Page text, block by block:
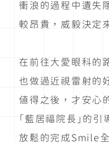
衝浪的過程中遺失
較昂貴，威毅決定
在前往大愛眼科的
也做過近視雷射的
值得之後，才安心
「藍居福院長」的
放鬆的完成Smile